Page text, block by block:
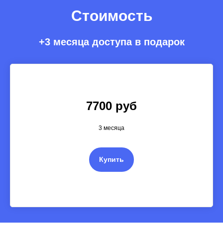
Стоимость
+3 месяца доступа в подарок
7700 руб
3 месяца
Купить